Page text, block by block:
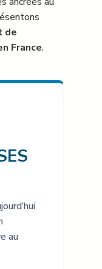
de
France.
au